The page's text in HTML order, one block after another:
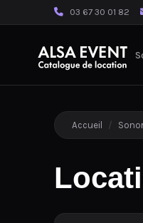
03 67 30 01 82
Accueil /